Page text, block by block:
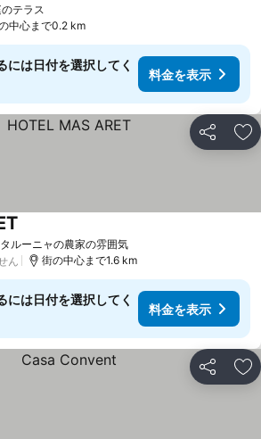
テラス
中心まで0.2 km
には日付を選択してく
料金を表示
シェア お
ルーニャの農家の雰囲気料金を表示
ん 街の中心まで1.6 km
には日付を選択してく
料金を表示
シェア お